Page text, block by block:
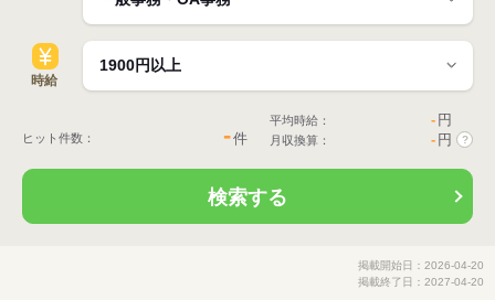
時給
ヒット件数： -件
平均時給： - 円
月収換算： - 円 ?
検索する
掲載開始日：2026-04-20
掲載終了日：2027-04-20